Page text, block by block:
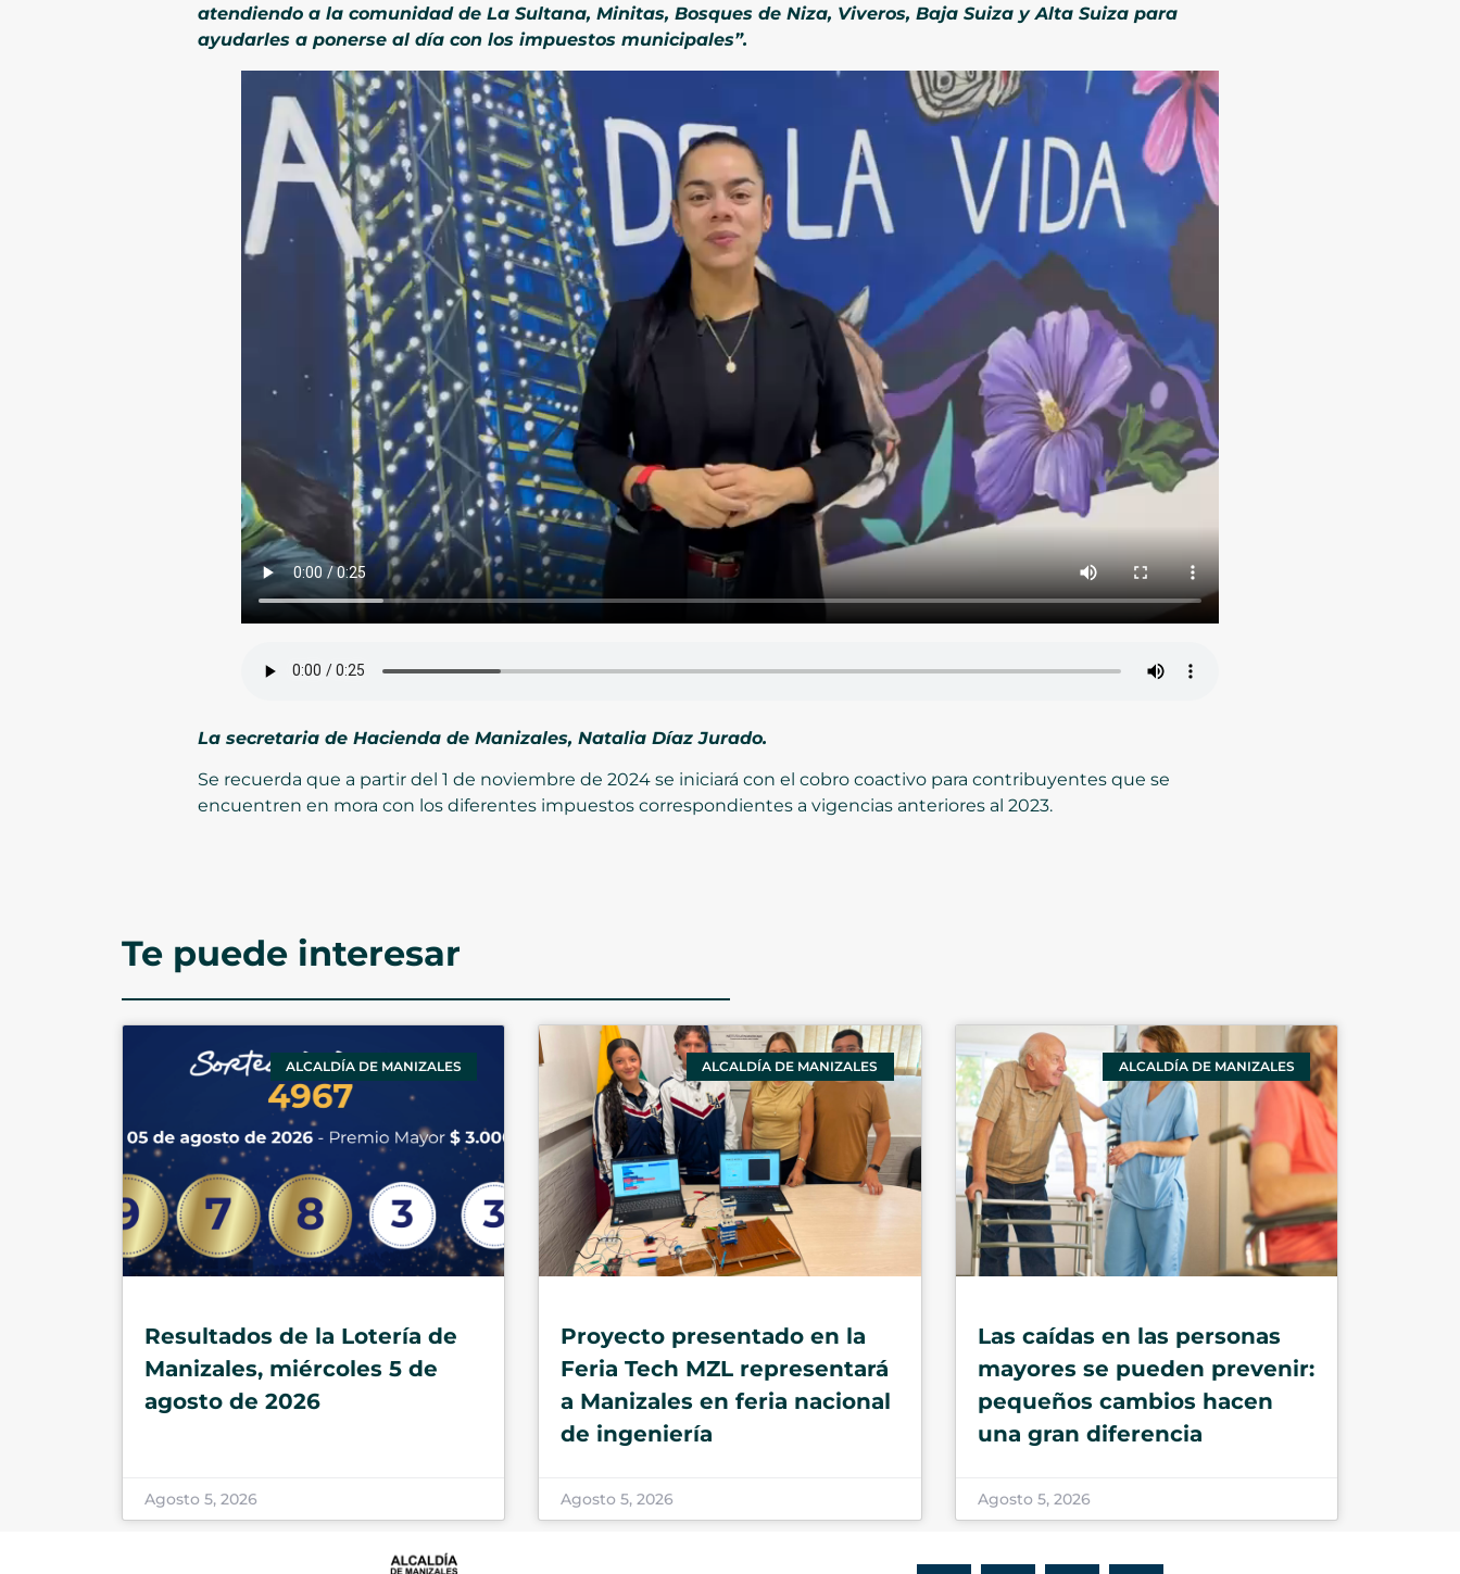
atendiendo a la comunidad de La Sultana, Minitas, Bosques de Niza, Viveros, Baja Suiza y Alta Suiza para
ayudarles a ponerse al día con los impuestos municipales”.
La secretaria de Hacienda de Manizales, Natalia Díaz Jurado.
Se recuerda que a partir del 1 de noviembre de 2024 se iniciará con el cobro coactivo para contribuyentes que se
encuentren en mora con los diferentes impuestos correspondientes a vigencias anteriores al 2023.
Te puede interesar
ALCALDÍA DE MANIZALES
Resultados de la Lotería de
Manizales, miércoles 5 de
agosto de 2026
Agosto 5, 2026
ALCALDÍA DE MANIZALES
Proyecto presentado en la
Feria Tech MZL representará
a Manizales en feria nacional
de ingeniería
Agosto 5, 2026
ALCALDÍA DE MANIZALES
Las caídas en las personas
mayores se pueden prevenir:
pequeños cambios hacen
una gran diferencia
Agosto 5, 2026